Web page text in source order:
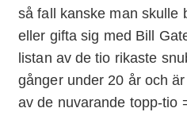
så fall kanske man skulle
eller gifta sig med Bill
listan av de tio rikaste
gånger under 20 år och
av de nuvarande topp-tio